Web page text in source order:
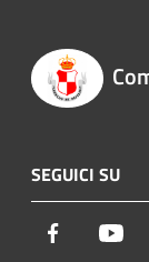
SEGUICI SU
Facebook